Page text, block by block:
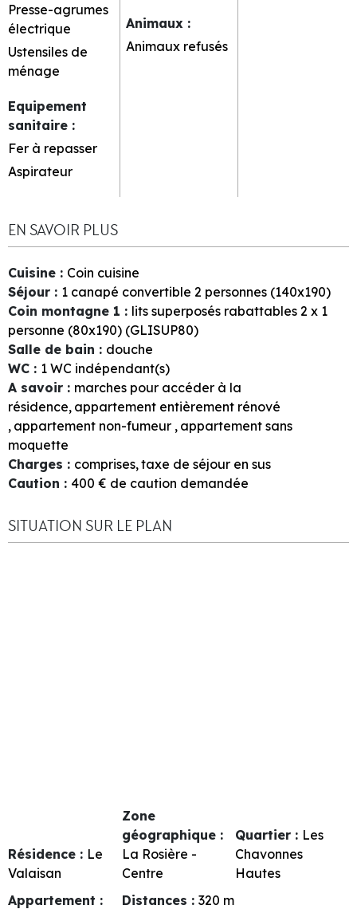
Presse-agrumes
électrique
Ustensiles de
ménage
Equipement
sanitaire :
Fer à repasser
Aspirateur
Animaux :
Animaux refusés
EN SAVOIR PLUS
Cuisine : Coin cuisine
Séjour : 1 canapé convertible 2 personnes (140x190)
Coin montagne 1 : lits superposés rabattables 2 x 1
personne (80x190) (GLISUP80)
Salle de bain : douche
WC : 1 WC indépendant(s)
A savoir : marches pour accéder à la
résidence appartement entièrement rénové
appartement non-fumeur appartement sans
moquette
Charges : comprises taxe de séjour en sus
Caution : 400 € de caution demandée
SITUATION SUR LE PLAN
Résidence : Le
Valaisan
Zone
géographique :
La Rosière -
Centre
Quartier : Les
Chavonnes
Hautes
Appartement :
Distances : 320 m